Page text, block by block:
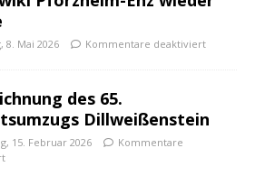
8. Mai 2026 Kommentare deaktiviert
des 65.
Dillweißenstein
15. Februar 2026
Kommentare